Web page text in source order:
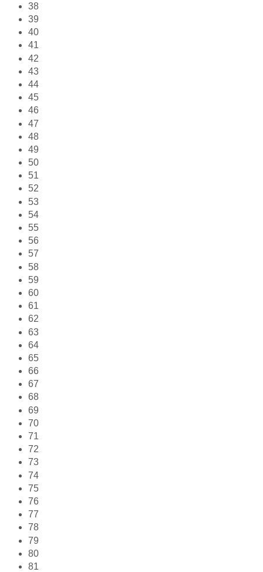
38
39
40
41
42
43
44
45
46
47
48
49
50
51
52
53
54
55
56
57
58
59
60
61
62
63
64
65
66
67
68
69
70
71
72
73
74
75
76
77
78
79
80
81